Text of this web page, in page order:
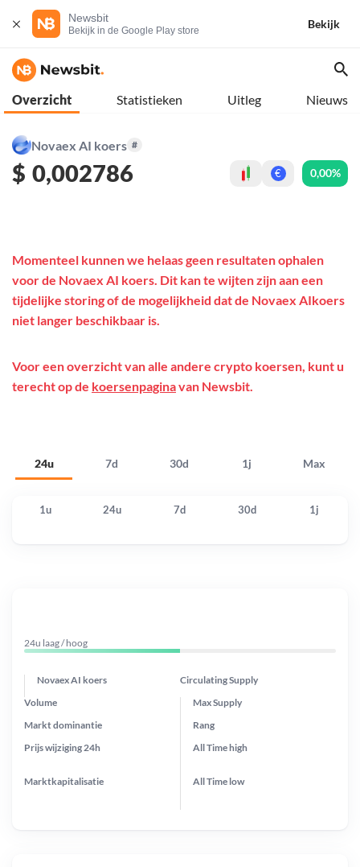
Newsbit
Bekijk in de Google Play store
Bekijk
Overzicht Statistieken Uitleg Nieuws
Novaex AI koers #
$ 0,002786 € 0,00%
24u 7d 30d 1j Max
Momenteel kunnen we helaas geen resultaten ophalen
voor de Novaex AI koers. Dit kan te wijten zijn aan een
tijdelijke storing of de mogelijkheid dat de Novaex AIkoers
niet langer beschikbaar is.
Voor een overzicht van alle andere crypto koersen, kunt u
terecht op de koersenpaginavan Newsbit.
1u 24u 7d 30d 1j
24u laag / hoog
Novaex AI koers Circulating Supply
Prijs wijziging 24h
Max Supply
Markt dominantie
Marktkapitalisatie
Volume
Rang
All Timehigh
All Time low